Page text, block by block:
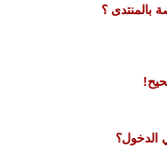
بالمنتدى ؟